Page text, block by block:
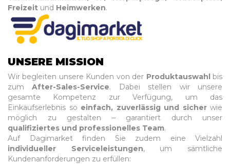
Freizeit und Heimwerken.
UNSERE MISSION
Wir begleiten unsere Kunden von der Produktauswahlbis
zumAfter-Sales-Service. Dabei stellen wir unsere
gesamte Kompetenz zur Verfügung, um das
Einkaufserlebnis so einfach, zuverlässig und sicherwie
möglich zu gestalten – garantiert durch unser
qualifiziertes und professionelles Team.
Auf Dagimarket finden Sie zudem eine Vielzahl
individueller Serviceleistungen, um sämtliche
Kundenanforderungen zu erfüllen: